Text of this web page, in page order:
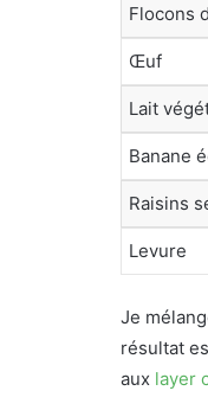
Flocons
Œuf
Lait
Banane
Raisins
Levure
Je
résultat
aux layer